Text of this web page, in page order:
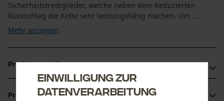
Sicherheitstreibglieder, welche neben dem Reduzierten
Rückschlag die Kette sehr leistungsfähig machen. Um ...
Mehr anzeigen
Produktvorteile
Motorsägenketten sorgen für reduzierte Vibration der
Produktinformationen
Einwilligung zur
Datenverarbeitung